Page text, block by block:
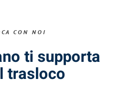
CON NOI
ti supporta
trasloco